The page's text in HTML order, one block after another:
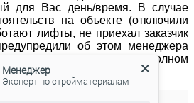
для Вас день/время. В случае
на объекте (отключили
лифты, не приехал заказчик
об этом менеджера
оплачивается в полном
Менеджер
Эксперт по стройматериалам